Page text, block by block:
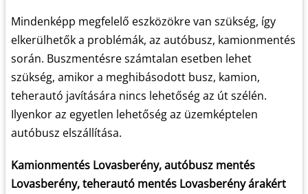
Mindenképp megfelelő eszközökre van szükség, így
elkerülhetők a problémák, az autóbusz, kamionmentés
során. Buszmentésre számtalan esetben lehet
szükség, amikor a meghibásodott busz, kamion,
teherautó javítására nincs lehetőség az út szélén.
Ilyenkor az egyetlen lehetőség az üzemképtelen
autóbusz elszállítása.
Kamionmentés Lovasberény, autóbusz mentés
Lovasberény, teherautó mentés Lovasberény árakért